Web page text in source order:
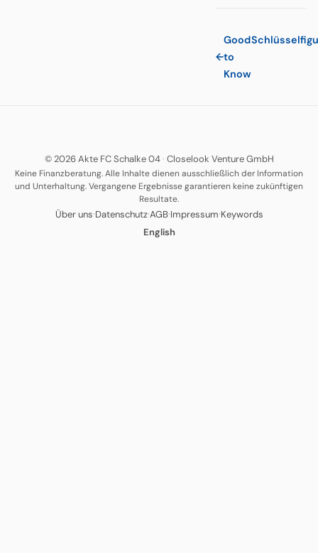
←
Good
to
Know
© 2026 Akte FC Schalke 04· Closelook Venture GmbH
Keine Finanzberatung. Alle Inhalte dienen ausschließlich der Information
und Unterhaltung. Vergangene Ergebnisse garantieren keine zukünftigen
Resultate.
Über uns·Datenschutz·AGB·Impressum·Keywords
English